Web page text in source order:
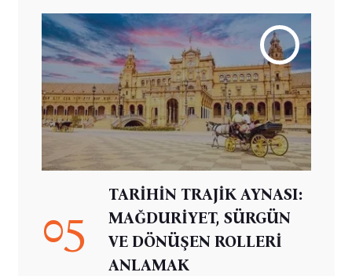
05
TARİHİN TRAJİK AYNASI:
MAĞDURİYET, SÜRGÜN
VE DÖNÜŞEN ROLLERİ
ANLAMAK